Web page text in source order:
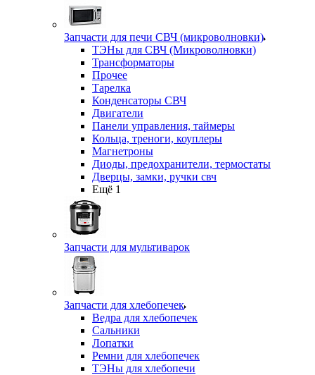
Запчасти для печи СВЧ (микроволновки)
ТЭНы для СВЧ (Микроволновки)
Трансформаторы
Прочее
Тарелка
Конденсаторы СВЧ
Двигатели
Панели управления, таймеры
Кольца, треноги, коуплеры
Магнетроны
Диоды, предохранители, термостаты
Дверцы, замки, ручки свч
Ещё 1
Запчасти для мультиварок
Запчасти для хлебопечек
Ведра для хлебопечек
Сальники
Лопатки
Ремни для хлебопечек
ТЭНы для хлебопечи